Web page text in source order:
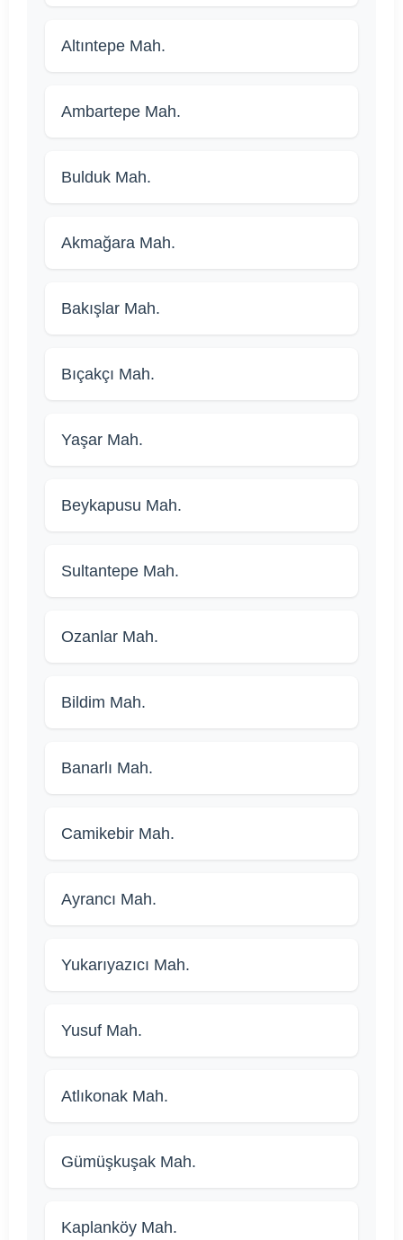
Altıntepe Mah.
Ambartepe Mah.
Bulduk Mah.
Akmağara Mah.
Bakışlar Mah.
Bıçakçı Mah.
Yaşar Mah.
Beykapusu Mah.
Sultantepe Mah.
Ozanlar Mah.
Bildim Mah.
Banarlı Mah.
Camikebir Mah.
Ayrancı Mah.
Yukarıyazıcı Mah.
Yusuf Mah.
Atlıkonak Mah.
Gümüşkuşak Mah.
Kaplanköy Mah.